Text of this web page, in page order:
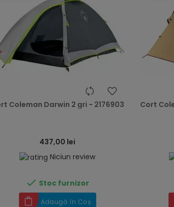
heart
Coleman Darwin 2 gri - 2176903
437,00 lei
Niciun review
 Stoc furnizor
Adaugă în Coș
Cort